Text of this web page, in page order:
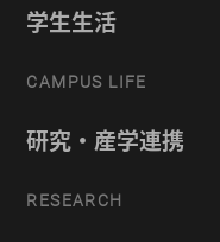
学生生活
CAMPUS LIFE
研究・産学連携
RESEARCH